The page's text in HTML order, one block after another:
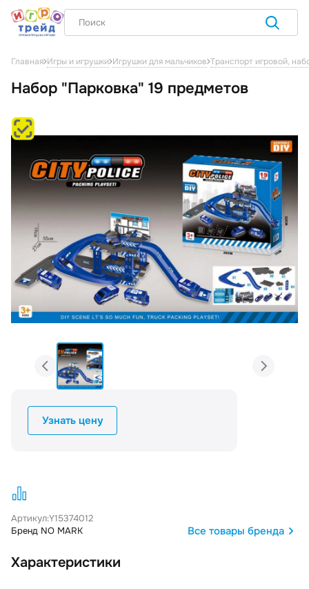
Главная Игры и игрушки Игрушки для мальчиков Транспорт игровой,
Набор "Парковка" 19 предметов
Узнать цену
Артикул:Y15374012
Бренд NO MARK
Все товары бренда
Характеристики